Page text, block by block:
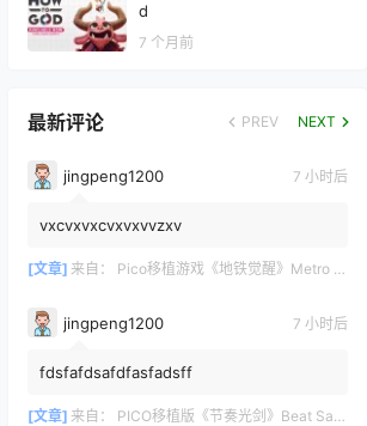
d
7 个月前
最新评论 PREV NEXT
jingpeng1200 7 小时后
vxcvxvxcvxvxvvzxv
[文章] 来自： Pico移植游戏《地铁觉醒》Metro Awakening
jingpeng1200 7 小时后
fdsfafdsafdfasfadsff
[文章] 来自： PICO移植版《节奏光剑》Beat Saber 一体机游戏